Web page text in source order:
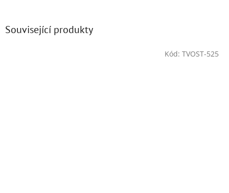
Související produkty
Kód: TVOST-525